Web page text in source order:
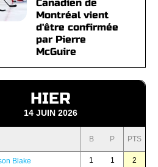
Canadien de
Montréal vient
d'être confirmée
par Pierre
McGuire
HIER
14 JUIN 2026
B P PTS
Blake 1 1 2